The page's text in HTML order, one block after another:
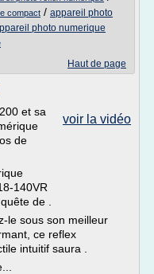
compact / appareil photo
photo numerique
Haut de page
voir la vidéo
et sa
de
140VR
de .
le sous son meilleur
ce reflex
intuitif saura .